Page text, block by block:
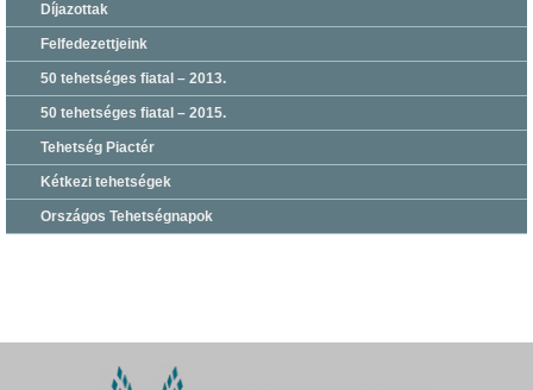
Díjazottak
Felfedezettjeink
50 tehetséges fiatal – 2013.
50 tehetséges fiatal – 2015.
Tehetség Piactér
Kétkezi tehetségek
Országos Tehetségnapok